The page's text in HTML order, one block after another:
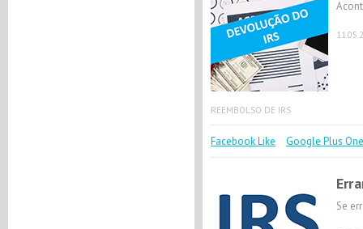
REEMBOLSO DE IRS
Facebook Like Google Plus One
Se